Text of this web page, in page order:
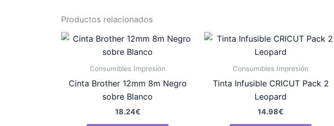
Productos relacionados
Consumibles Impresión
Cinta Brother 12mm 8m Negro
sobre Blanco
18.24€
Consumibles Impresión
Tinta Infusible CRICUT Pack 2
Leopard
14.98€